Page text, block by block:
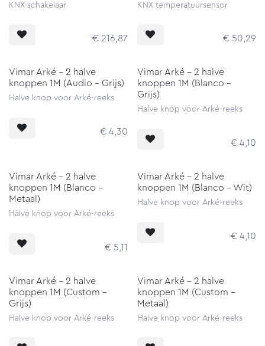
KNX-schakelaar
€ 216,87
KNX temperatuursensor
€ 50,29
Vimar Arké - 2 halve
knoppen 1M (Audio - Grijs)
Halve knop voor Arké-reeks
€ 4,30
Vimar Arké - 2 halve
knoppen 1M (Blanco -
Grijs)
Halve knop voor Arké-reeks
€ 4,10
Vimar Arké - 2 halve
knoppen 1M (Blanco -
Metaal)
Halve knop voor Arké-reeks
€ 5,11
Vimar Arké - 2 halve
knoppen 1M (Blanco - Wit)
Halve knop voor Arké-reeks
€ 4,10
Vimar Arké - 2 halve
knoppen 1M (Custom -
Grijs)
Halve knop voor Arké-reeks
Vimar Arké - 2 halve
knoppen 1M (Custom -
Metaal)
Halve knop voor Arké-reeks